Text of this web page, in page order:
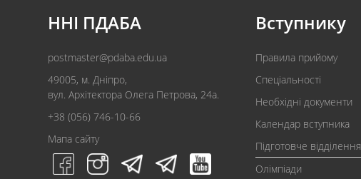
ННІ ПДАБА
postmaster@pdaba.edu.ua
49005, м. Дніпро,
вул. Архітектора Олега Петрова, 24а.
+38 (056) 746-10-66
Мапа сайту
Вступнику
Правила прийому
Спеціальності
Необхідні документи
Календар вступника
Підготовче відділення
Олімпіади